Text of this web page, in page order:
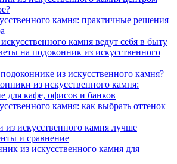
камня: практичные решения
камня ведут себя в быту
на подоконник из искусственного
из искусственного камня?
из искусственного камня:
для кафе, офисов и банков
камня: как выбрать оттенок
искусственного камня лучше
и сравнение
из искусственного камня для